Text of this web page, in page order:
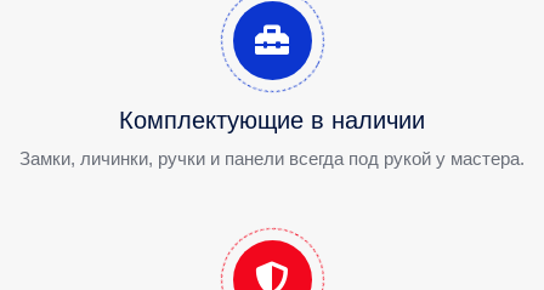
Комплектующие в наличии
Замки, личинки, ручки и панели всегда под рукой у мастера.